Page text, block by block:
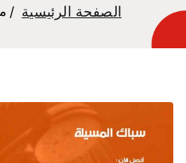
الصفحة الرئيسية